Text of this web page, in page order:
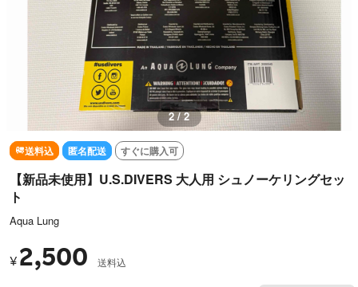
2 / 2
送料込 匿名配送 すぐに購入可
【新品未使用】U.S.DIVERS 大人用 シュノーケリングセッ
ト
Aqua Lung
¥ 2,500 送料込